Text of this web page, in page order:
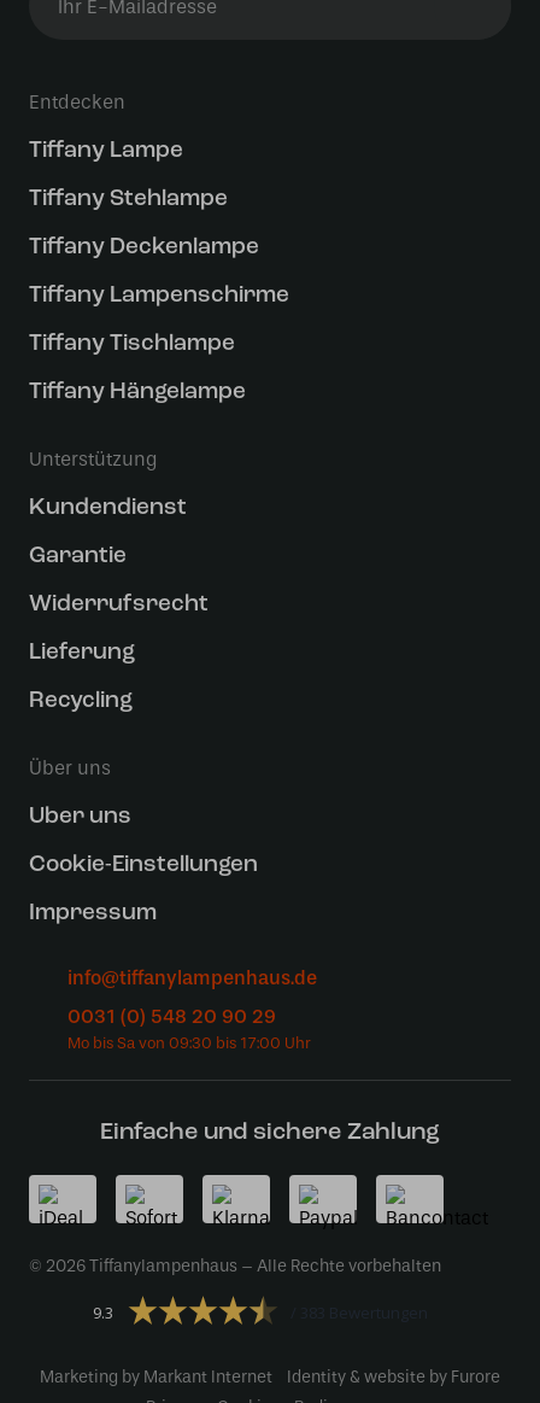
Entdecken
Tiffany Lampe
Tiffany Stehlampe
Tiffany Deckenlampe
Tiffany Lampenschirme
Tiffany Tischlampe
Tiffany Hängelampe
Unterstützung
Kundendienst
Garantie
Widerrufsrecht
Lieferung
Recycling
Über uns
Uber uns
Cookie-Einstellungen
Impressum
info@tiffanylampenhaus.de
0031 (0) 548 20 90 29
Einfache und sichere Zahlung
© 2026 Tiffanylampenhaus – Alle Rechte vorbehalten
9.3
Marketing by Markant Internet
Identity & website by Furore